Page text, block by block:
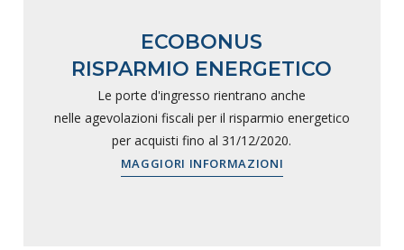
ECOBONUS
RISPARMIO ENERGETICO
Le porte d'ingresso rientrano anche
nelle agevolazioni fiscali per il risparmio energetico
per acquisti fino al 31/12/2020.
MAGGIORI INFORMAZIONI